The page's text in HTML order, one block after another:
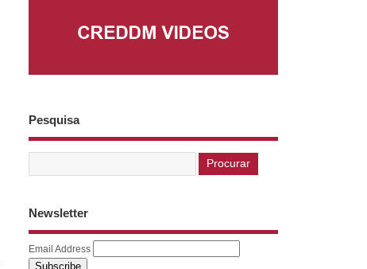
Pesquisa
Newsletter
Email Address